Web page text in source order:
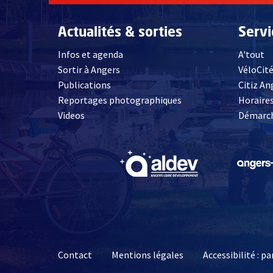
Actualités & sorties
Infos et agenda
Sortir à Angers
Publications
Reportages photographiques
Videos, Ouvre une nouvelle fenêtre
A'tout
VéloCité
Citiz
, Ouvre une
Contact Mentions légales Accessibilité :